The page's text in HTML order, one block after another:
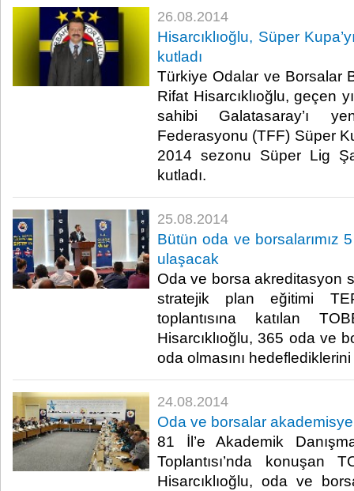
26.08.2014
Hisarcıklıoğlu, Süper
kutladı
Türkiye Odalar ve Borsalar
Rifat Hisarcıklıoğlu, geçen
sahibi Galatasaray’ı
Federasyonu (TFF) Süper
2014 sezonu Süper Lig
kutladı.​
25.08.2014
Bütün oda ve borsalarımız
ulaşacak
Oda ve borsa akreditasyon
stratejik plan eğitimi
toplantısına katılan
Hisarcıklıoğlu, 365 oda ve
oda olmasını
24.08.2014
Oda ve borsalar
81 İl’e Akademik
Toplantısı’nda konuşan
Hisarcıklıoğlu, oda ve